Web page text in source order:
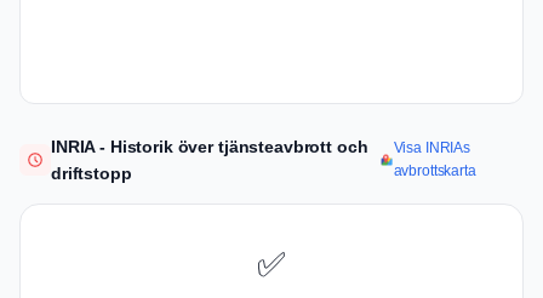
INRIA - Historik över tjänsteavbrott och
driftstopp
Visa INRIAs
avbrottskarta
✅